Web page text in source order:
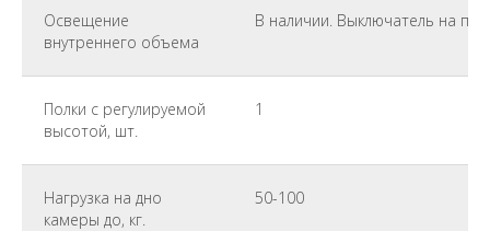
Освещение
внутреннего объема
В наличии. Выключатель на
Полки с регулируемой
высотой, шт.
1
Нагрузка на дно
камеры до, кг.
50-100